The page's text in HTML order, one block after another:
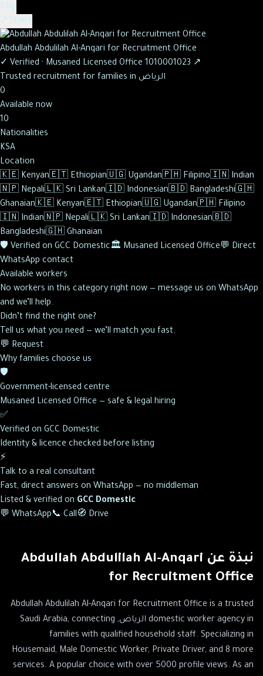
ENع
↗ Share
Abdullah Abdulilah Al-Anqari for Recruitment Office
✓ Verified · Musaned Licensed Office 1010001023 ↗
Trusted recruitment for families in الرياض
0
Available now
10
Nationalities
KSA
Location
🇰🇪 Kenyan🇪🇹 Ethiopian🇺🇬 Ugandan🇵🇭 Filipino🇮🇳 Indian
🇳🇵 Nepali🇱🇰 Sri Lankan🇮🇩 Indonesian🇧🇩 Bangladeshi🇬🇭
Ghanaian🇰🇪 Kenyan🇪🇹 Ethiopian🇺🇬 Ugandan🇵🇭 Filipino
🇮🇳 Indian🇳🇵 Nepali🇱🇰 Sri Lankan🇮🇩 Indonesian🇧🇩
Bangladeshi🇬🇭 Ghanaian
🛡️ Verified on GCC Domestic🏛️ Musaned Licensed Office💬 Direct
WhatsApp contact
Available workers
No workers in this category right now — message us on WhatsApp
and we’ll help.
Didn’t find the right one?
Tell us what you need — we’ll match you fast.
💬 Request
Why families choose us
🛡️
Government-licensed centre
Musaned Licensed Office — safe & legal hiring
✅
Verified on GCC Domestic
Identity & licence checked before listing
⚡
Talk to a real consultant
Fast, direct answers on WhatsApp — no middleman
Listed & verified on GCC Domestic
💬 WhatsApp📞 Call🧭 Drive
نبذة عن Abdullah Abdulilah Al-Anqari
for Recruitment Office
Abdullah Abdulilah Al-Anqari for Recruitment Office is a trusted
domestic worker agency in الرياض, Saudi Arabia, connecting
families with qualified household staff. Specializing in
Housemaid, Male Domestic Worker, Private Driver, and 8 more
services. A popular choice with over 5000 profile views. As an